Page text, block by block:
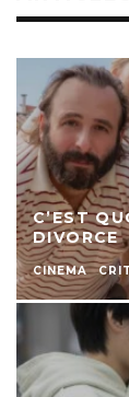
C’EST
DIVORCE
CINEMA